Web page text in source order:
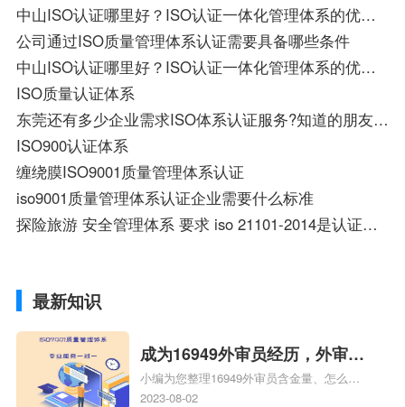
中山ISO认证哪里好？ISO认证一体化管理体系的优势有哪些？大神们帮帮忙
公司通过ISO质量管理体系认证需要具备哪些条件
中山ISO认证哪里好？ISO认证一体化管理体系的优势有哪些？
ISO质量认证体系
东莞还有多少企业需求ISO体系认证服务?知道的朋友可以合作共赢!
ISO900认证体系
缠绕膜ISO9001质量管理体系认证
iso9001质量管理体系认证企业需要什么标准
探险旅游 安全管理体系 要求 iso 21101-2014是认证标准吗
最新知识
成为16949外审员经历，外审员
16949
小编为您整理16949外审员含金量、怎么才
能成为注册的TS16949:2009的外审员、我
2023-08-02